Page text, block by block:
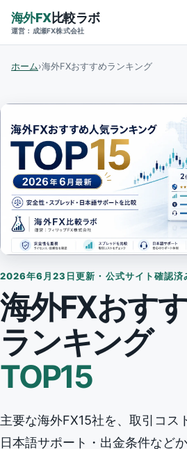
海外FX比較ラボ
運営：成瀬FX株式会社
ホーム›海外FXおすすめランキング
2026年6月23日更新・公式サイト確認済
海外FXおす
ランキング
TOP15
主要な海外FX15社を、取引コス
日本語サポート・出金条件など